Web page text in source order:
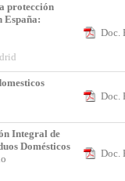
protección
España:
Doc.
Doc.
Integral de
Domésticos
Doc.